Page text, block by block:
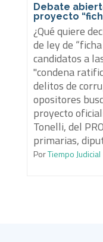
Debate
proyecto
¿Qué quiere
de ley de
candidatos a
"condena
delitos de
opositores
proyecto
Tonelli, del
primarias,
PorTiempo Judicial